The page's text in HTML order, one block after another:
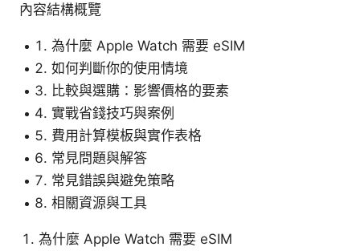
內容結構概覽
為什麼 Apple Watch 需要 eSIM
如何判斷你的使用情境
比較與選購：影響價格的要素
實戰省錢技巧與案例
費用計算模板與實作表格
常見問題與解答
常見錯誤與避免策略
相關資源與工具
為什麼 Apple Watch 需要 eSIM